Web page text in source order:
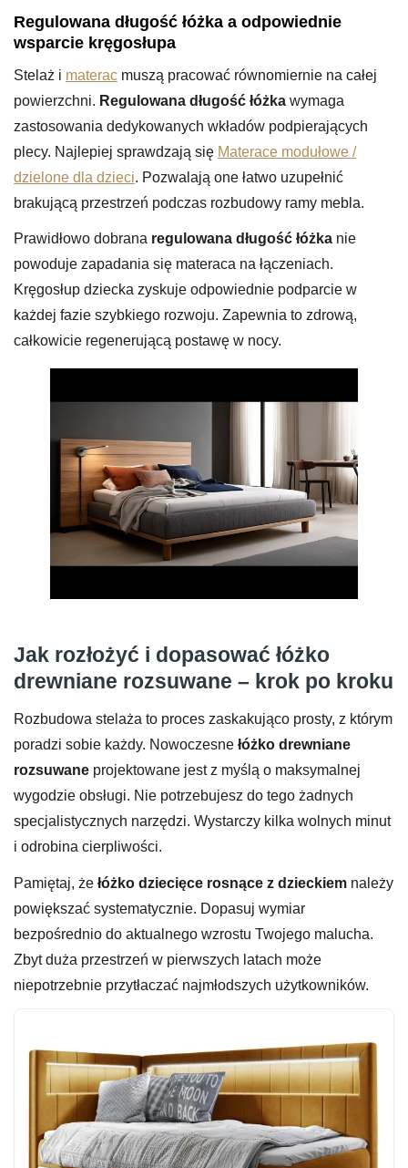
Regulowana długość łóżka a odpowiednie
wsparcie kręgosłupa
Stelaż i materac muszą pracować równomiernie na całej
powierzchni. Regulowana długość łóżka wymaga
zastosowania dedykowanych wkładów podpierających
plecy. Najlepiej sprawdzają się Materace modułowe /
dzielone dla dzieci. Pozwalają one łatwo uzupełnić
brakującą przestrzeń podczas rozbudowy ramy mebla.
Prawidłowo dobrana regulowana długość łóżka nie
powoduje zapadania się materaca na łączeniach.
Kręgosłup dziecka zyskuje odpowiednie podparcie w
każdej fazie szybkiego rozwoju. Zapewnia to zdrową,
całkowicie regenerującą postawę w nocy.
Jak rozłożyć i dopasować łóżko
drewniane rozsuwane – krok po kroku
Rozbudowa stelaża to proces zaskakująco prosty, z którym
poradzi sobie każdy. Nowoczesne łóżko drewniane
rozsuwane projektowane jest z myślą o maksymalnej
wygodzie obsługi. Nie potrzebujesz do tego żadnych
specjalistycznych narzędzi. Wystarczy kilka wolnych minut
i odrobina cierpliwości.
Pamiętaj, że łóżko dziecięce rosnące z dzieckiem należy
powiększać systematycznie. Dopasuj wymiar
bezpośrednio do aktualnego wzrostu Twojego malucha.
Zbyt duża przestrzeń w pierwszych latach może
niepotrzebnie przytłaczać najmłodszych użytkowników.